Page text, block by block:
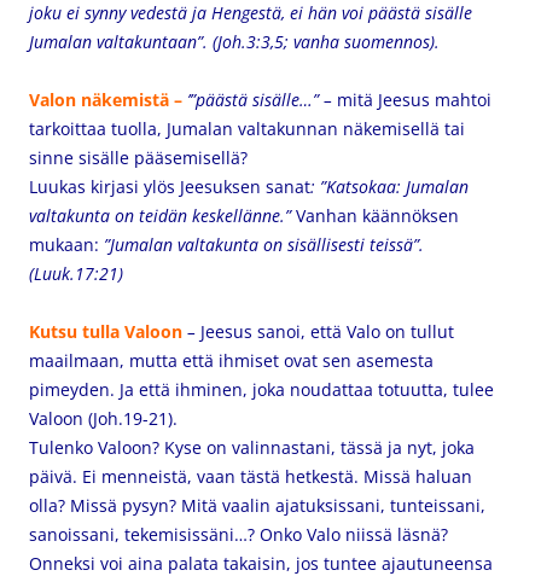
joku ei synny vedestä ja Hengestä, ei hän voi päästä sisälle
Jumalan valtakuntaan”. (Joh.3:3,5; vanha suomennos).
Valon näkemistä – ’”päästä sisälle…” – mitä Jeesus mahtoi
tarkoittaa tuolla, Jumalan valtakunnan näkemisellä tai
sinne sisälle pääsemisellä?
Luukas kirjasi ylös Jeesuksen sanat: ”Katsokaa: Jumalan
valtakunta on teidän keskellänne.”Vanhan käännöksen
mukaan: ”Jumalan valtakunta on sisällisesti teissä”.
(Luuk.17:21)
Kutsu tulla Valoon – Jeesus sanoi, että Valo on tullut
maailmaan, mutta että ihmiset ovat sen asemesta
pimeyden. Ja että ihminen, joka noudattaa totuutta, tulee
Valoon (Joh.19-21).
Tulenko Valoon? Kyse on valinnastani, tässä ja nyt, joka
päivä. Ei menneistä, vaan tästä hetkestä. Missä haluan
olla? Missä pysyn? Mitä vaalin ajatuksissani, tunteissani,
sanoissani, tekemisissäni…? Onko Valo niissä läsnä?
Onneksi voi aina palata takaisin, jos tuntee ajautuneensa